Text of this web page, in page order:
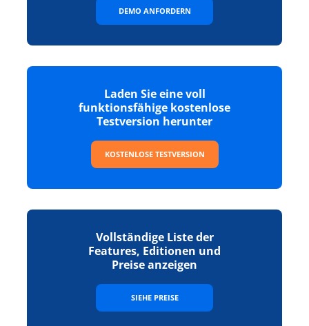
DEMO ANFORDERN
Laden Sie eine voll
funktionsfähige kostenlose
Testversion herunter
KOSTENLOSE TESTVERSION
Vollständige Liste der
Features, Editionen und
Preise anzeigen
SIEHE PREISE